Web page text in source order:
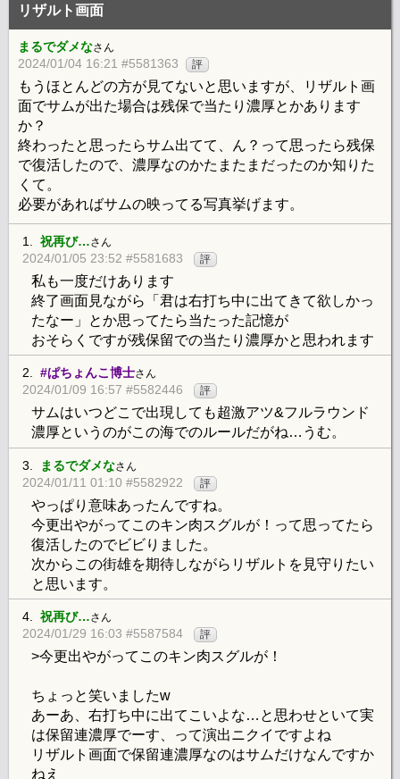
リザルト画面
まるでダメなさん
2024/01/04 16:21 #5581363 評
もうほとんどの方が見てないと思いますが、リザルト画
面でサムが出た場合は残保で当たり濃厚とかあります
か？
終わったと思ったらサム出てて、ん？って思ったら残保
で復活したので、濃厚なのかたまたまだったのか知りた
くて。
必要があればサムの映ってる写真挙げます。
1. 祝再び…さん
2024/01/05 23:52 #5581683 評
私も一度だけあります
終了画面見ながら「君は右打ち中に出てきて欲しかっ
たなー」とか思ってたら当たった記憶が
おそらくですが残保留での当たり濃厚かと思われます
2. #ぱちょんこ博士さん
2024/01/09 16:57 #5582446 評
サムはいつどこで出現しても超激アツ&フルラウンド
濃厚というのがこの海でのルールだがね…うむ。
3. まるでダメなさん
2024/01/11 01:10 #5582922 評
やっぱり意味あったんですね。
今更出やがってこのキン肉スグルが！って思ってたら
復活したのでビビりました。
次からこの街雄を期待しながらリザルトを見守りたい
と思います。
4. 祝再び…さん
2024/01/29 16:03 #5587584 評
>今更出やがってこのキン肉スグルが！
ちょっと笑いましたw
あーあ、右打ち中に出てこいよな…と思わせといて実
は保留連濃厚でーす、って演出ニクイですよね
リザルト画面で保留連濃厚なのはサムだけなんですか
ねえ